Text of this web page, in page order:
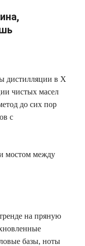
дистилляции в X
чистых масел
до сих пор
с
мостом между
на пряную
базы, ноты